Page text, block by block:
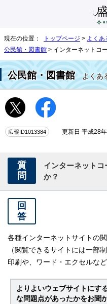
現在の位置： トップページ > よくあ
公民館・図書館 > インターネットコ
公民館・図書館よくあ
広報ID1013384 更新日 平成28年
質
問
インターネット
か？
回
答
各種インターネットサイトの
（閲覧できるサイトには一部
印刷や、ワード・エクセルな
よりよいウェブサイトにす
な問題点があったかをお聞